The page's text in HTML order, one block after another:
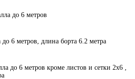
до 6 метров
до 6 метров, длина борта 6.2 метра
до 6 метров кроме листов и сетки 2х6 ,